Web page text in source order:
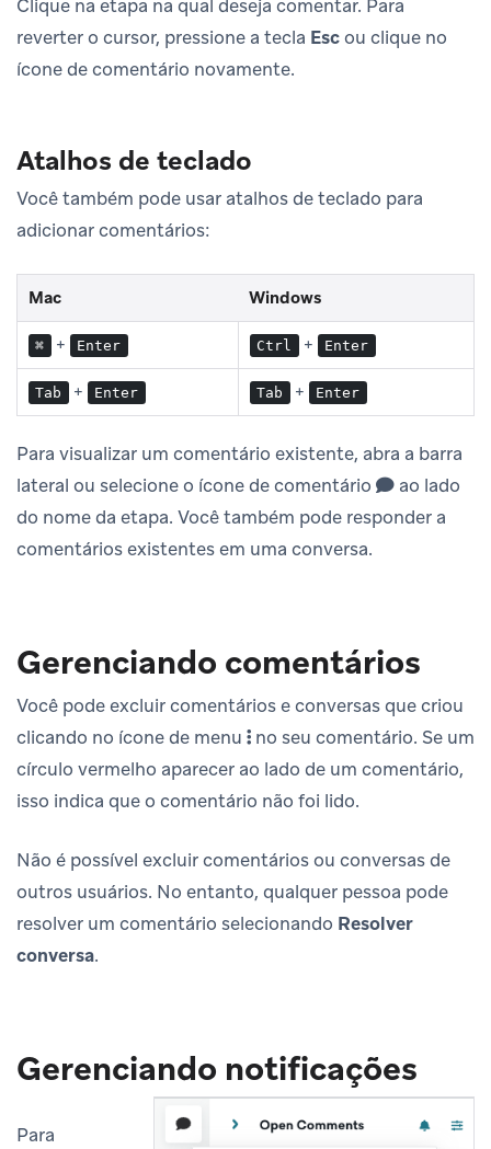
Clique na etapa na qual deseja comentar. Para
reverter o cursor, pressione a tecla Escou clique no
ícone de comentário novamente.
Atalhos de teclado
Você também pode usar atalhos de teclado para
adicionar comentários:
Mac Windows
⌘ + Enter Ctrl + Enter
Tab + Enter Tab + Enter
Para visualizar um comentário existente, abra a barra
lateral ou selecione o ícone de comentário
ao lado
do nome da etapa. Você também pode responder a
comentários existentes em uma conversa.
Gerenciando comentários
Você pode excluir comentários e conversas que criou
clicando no ícone de menu
no seu comentário. Se um
círculo vermelho aparecer ao lado de um comentário,
isso indica que o comentário não foi lido.
Não é possível excluir comentários ou conversas de
outros usuários. No entanto, qualquer pessoa pode
resolver um comentário selecionando Resolver
conversa.
Gerenciando notificações
Para